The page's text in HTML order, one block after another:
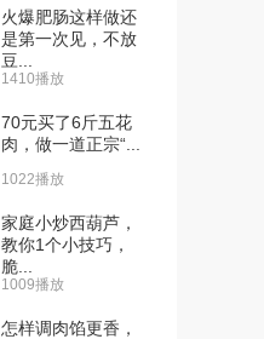
火爆肥肠这样做还
是第一次见，不放
豆...
1410播放
70元买了6斤五花
肉，做一道正宗“...
1022播放
家庭小炒西葫芦，
教你1个小技巧，
脆...
1009播放
怎样调肉馅更香，